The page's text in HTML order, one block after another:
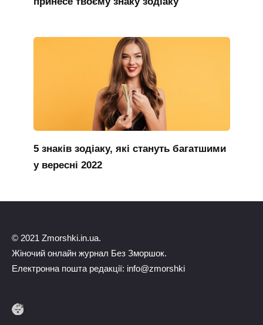
5 знаків зодіаку, які стануть багатшими
у вересні 2022
© 2021 Zmorshki.in.ua.
Жіночий онлайн журнал Без Зморшок.
Електронна пошта редакції: info@zmorshki